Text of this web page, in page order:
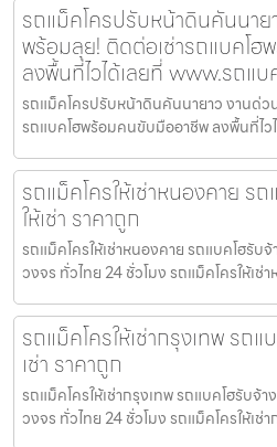
รถแม็คโครปรับหน้าดินคันนาย
พร้อมลุย! ติดต่อเช่ารถแบคโ
ลงพื้นที่ไวได้เลยที่ www.รถแ
รถแม็คโครปรับหน้าดินคันนายาว งานด่ว
รถแบคโฮพร้อมคนขับมืออาชีพ ลงพื้นที่ไว
รถแม็คโครให้เช่าหนองคาย ร
ให้เช่า ราคาถูก
รถแม็คโครให้เช่าหนองคาย รถแบคโฮรับ
วงจร ทั่วไทย 24 ชั่วโมง รถแม็คโครให้เช่
รถแม็คโครให้เช่ากรุงเทพ รถแ
เช่า ราคาถูก
รถแม็คโครให้เช่ากรุงเทพ รถแบคโฮรับจ้า
วงจร ทั่วไทย 24 ชั่วโมง รถแม็คโครให้เช่